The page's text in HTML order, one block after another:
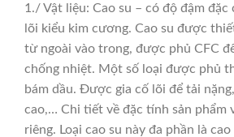
1./ Vật liệu: Cao su – có độ đậm đặc
lõi kiểu kim cương. Cao su được
từ ngoài vào trong, được phủ CFC
chống nhiệt. Một số loại được phủ
bám dầu. Được gia cố lõi để tải
cao,… Chi tiết về đặc tính sản phẩm
riêng. Loại cao su này đa phần là